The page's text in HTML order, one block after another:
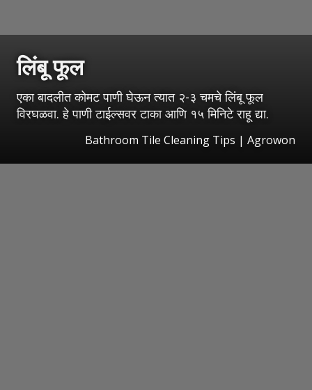
लिंबू फूल
एका बादलीत कोमट पाणी घेऊन त्यात २-३ चमचे लिंबू फूल
विरघळवा. हे पाणी टाईल्सवर टाका आणि १५ मिनिटे राहू द्या.
Bathroom Tile Cleaning Tips | Agrowon